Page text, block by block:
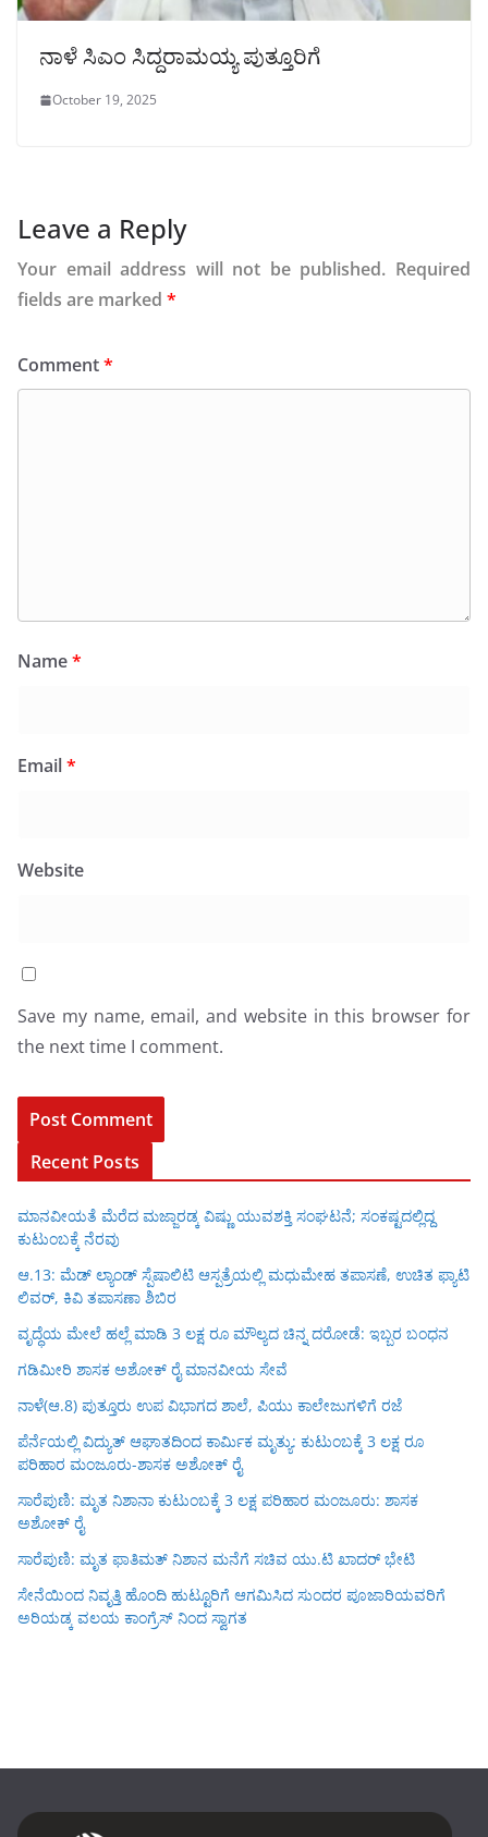
ನಾಳೆ ಸಿಎಂ ಸಿದ್ದರಾಮಯ್ಯ ಪುತ್ತೂರಿಗೆ
October 19, 2025
Leave a Reply
Your email address will not be published. Required
fields are marked *
Comment*
Name*
Email*
Website
Save my name, email, and website in this browser for
the next time I comment.
Recent Posts
ಮಾನವೀಯತೆ ಮೆರೆದ ಮಜ್ಜಾರಡ್ಕ ವಿಷ್ಣು ಯುವಶಕ್ತಿ ಸಂಘಟನೆ; ಸಂಕಷ್ಟದಲ್ಲಿದ್ದ
ಕುಟುಂಬಕ್ಕೆ ನೆರವು
ಆ.13: ಮೆಡ್ ಲ್ಯಾಂಡ್ ಸ್ಪೆಷಾಲಿಟಿ ಆಸ್ಪತ್ರೆಯಲ್ಲಿ ಮಧುಮೇಹ ತಪಾಸಣೆ, ಉಚಿತ ಫ್ಯಾಟಿ
ಲಿವರ್, ಕಿವಿ ತಪಾಸಣಾ ಶಿಬಿರ
ವೃದ್ಧೆಯ ಮೇಲೆ ಹಲ್ಲೆ ಮಾಡಿ 3 ಲಕ್ಷ ರೂ ಮೌಲ್ಯದ ಚಿನ್ನ ದರೋಡೆ: ಇಬ್ಬರ ಬಂಧನ
ಗಡಿಮೀರಿ ಶಾಸಕ ಅಶೋಕ್ ರೈ ಮಾನವೀಯ ಸೇವೆ
ನಾಳೆ(ಆ.8) ಪುತ್ತೂರು ಉಪ ವಿಭಾಗದ ಶಾಲೆ, ಪಿಯು ಕಾಲೇಜುಗಳಿಗೆ ರಜೆ
ಪೆರ್ನೆಯಲ್ಲಿ ವಿದ್ಯುತ್ ಆಘಾತದಿಂದ ಕಾರ್ಮಿಕ ಮೃತ್ಯು: ಕುಟುಂಬಕ್ಕೆ 3 ಲಕ್ಷ ರೂ
ಪರಿಹಾರ ಮಂಜೂರು-ಶಾಸಕ ಅಶೋಕ್ ರೈ
ಸಾರೆಪುಣಿ: ಮೃತ ನಿಶಾನಾ ಕುಟುಂಬಕ್ಕೆ 3 ಲಕ್ಷ ಪರಿಹಾರ ಮಂಜೂರು: ಶಾಸಕ
ಅಶೋಕ್ ರೈ
ಸಾರೆಪುಣಿ: ಮೃತ ಫಾತಿಮತ್ ನಿಶಾನ ಮನೆಗೆ ಸಚಿವ ಯು.ಟಿ ಖಾದರ್ ಭೇಟಿ
ಸೇನೆಯಿಂದ ನಿವೃತ್ತಿ ಹೊಂದಿ ಹುಟ್ಟೂರಿಗೆ ಆಗಮಿಸಿದ ಸುಂದರ ಪೂಜಾರಿಯವರಿಗೆ
ಅರಿಯಡ್ಕ ವಲಯ ಕಾಂಗ್ರೆಸ್ ನಿಂದ ಸ್ವಾಗತ